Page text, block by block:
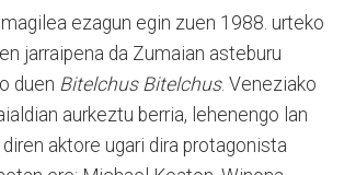
ezagun egin zuen 1988. urteko
jarraipena da Zumaian asteburu
duen Bitelchus Bitelchus. Veneziako
aurkeztu berria, lehenengo lan
aktore ugari dira protagonista